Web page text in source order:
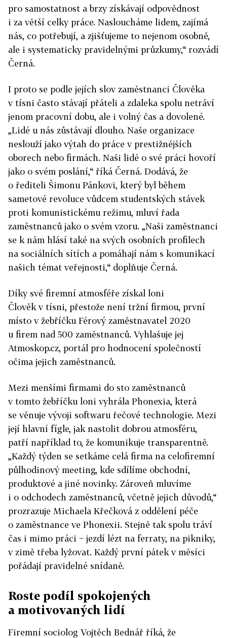
pro samostatnost a brzy získávají odpovědnost
i za větší celky práce. Nasloucháme lidem, zajímá
nás, co potřebují, a zjišťujeme to nejenom osobně,
ale i systematicky pravidelnými průzkumy,“ rozvádí
Černá.
I proto se podle jejích slov zaměstnanci Člověka
v tísni často stávají přáteli a zdaleka spolu netráví
jenom pracovní dobu, ale i volný čas a dovolené.
„Lidé u nás zůstávají dlouho. Naše organizace
neslouží jako výtah do práce v prestižnějších
oborech nebo firmách. Naši lidé o své práci hovoří
jako o svém poslání,“ říká Černá. Dodává, že
o řediteli Šimonu Pánkovi, který byl během
sametové revoluce vůdcem studentských stávek
proti komunistickému režimu, mluví řada
zaměstnanců jako o svém vzoru. „Naši zaměstnanci
se k nám hlásí také na svých osobních profilech
na sociálních sítích a pomáhají nám s komunikací
našich témat veřejnosti,“ doplňuje Černá.
Díky své firemní atmosféře získal loni
Člověk v tísni, přestože není tržní firmou, první
místo v žebříčku Férový zaměstnavatel 2020
u firem nad 500 zaměstnanců. Vyhlašuje jej
Atmoskop.cz, portál pro hodnocení společností
očima jejich zaměstnanců.
Mezi menšími firmami do sto zaměstnanců
v tomto žebříčku loni vyhrála Phonexia, která
se věnuje vývoji softwaru řečové technologie. Mezi
její hlavní fígle, jak nastolit dobrou atmosféru,
patří například to, že komunikuje transparentně.
„Každý týden se setkáme celá firma na celofiremní
půlhodinový meeting, kde sdílíme obchodní,
produktové a jiné novinky. Zároveň mluvíme
i o odchodech zaměstnanců, včetně jejich důvodů,“
prozrazuje Michaela Křečková z oddělení péče
o zaměstnance ve Phonexii. Stejně tak spolu tráví
čas i mimo práci − jezdí lézt na ferraty, na pikniky,
v zimě třeba lyžovat. Každý první pátek v měsíci
pořádají pravidelné snídaně.
Roste podíl spokojených
a motivovaných lidí
Firemní sociolog Vojtěch Bednář říká, že